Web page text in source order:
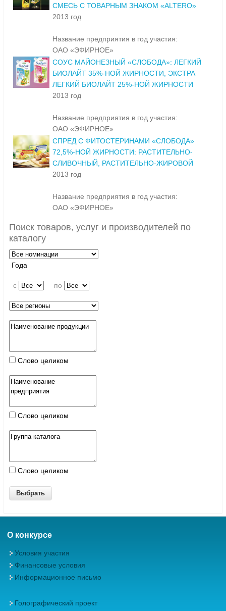
СМЕСЬ С ТОВАРНЫМ ЗНАКОМ «ALTERO»
2013 год
Название предприятия в год участия:
ОАО «ЭФИРНОЕ»
СОУС МАЙОНЕЗНЫЙ «СЛОБОДА»: ЛЕГКИЙ
БИОЛАЙТ 35%-НОЙ ЖИРНОСТИ, ЭКСТРА
ЛЕГКИЙ БИОЛАЙТ 25%-НОЙ ЖИРНОСТИ
2013 год
Название предприятия в год участия:
ОАО «ЭФИРНОЕ»
СПРЕД С ФИТОСТЕРИНАМИ «СЛОБОДА»
72,5%-НОЙ ЖИРНОСТИ: РАСТИТЕЛЬНО-
СЛИВОЧНЫЙ, РАСТИТЕЛЬНО-ЖИРОВОЙ
2013 год
Название предприятия в год участия:
ОАО «ЭФИРНОЕ»
Поиск товаров, услуг и производителей по
каталогу
Года
c по
Слово целиком
Слово целиком
Слово целиком
О конкурсе
Условия участия
Финансовые условия
Информационное письмо
Голографический проект